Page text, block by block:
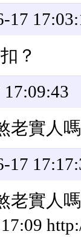
17
？
老實人
17
老實人